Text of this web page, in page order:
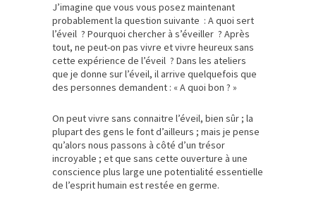
J’imagine que vous vous posez maintenant
probablement la question suivante : A quoi sert
l’éveil ? Pourquoi chercher à s’éveiller ? Après
tout, ne peut-on pas vivre et vivre heureux sans
cette expérience de l’éveil ? Dans les ateliers
que je donne sur l’éveil, il arrive quelquefois que
des personnes demandent : « A quoi bon ? »
On peut vivre sans connaitre l’éveil, bien sûr ; la
plupart des gens le font d’ailleurs ; mais je pense
qu’alors nous passons à côté d’un trésor
incroyable ; et que sans cette ouverture à une
conscience plus large une potentialité essentielle
de l’esprit humain est restée en germe.